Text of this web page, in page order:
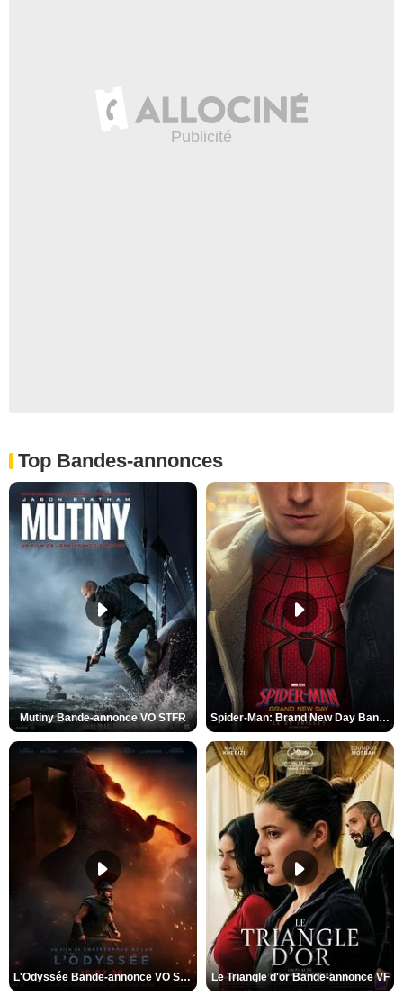
Top Bandes-annonces
Mutiny Bande-annonce VO STFR Spider-Man: Brand New Day Bande-annonce VO STFR
L'Odyssée Bande-annonce VO STFR Le Triangle d'or Bande-annonce VF